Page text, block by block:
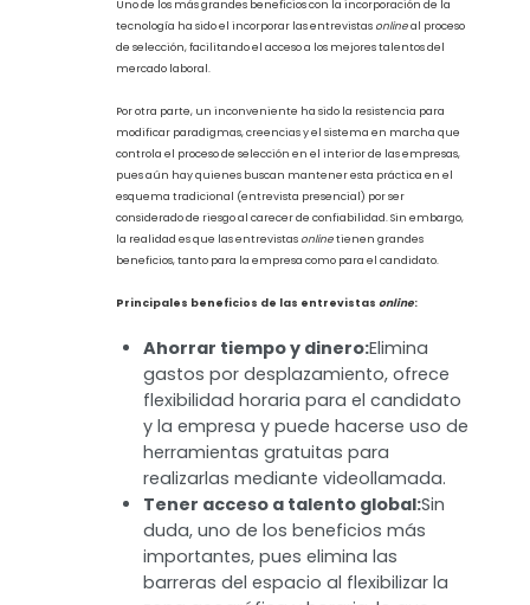
el área de Recursos Humanos, esto no ha sido la excepción, pues
incluyendo lo relacionado al proceso de reclutamiento y
aumentar su alcance y mejorar considerablemente su
eficacia.
Uno de los más grandes beneficios con la incorporación de la
tecnología ha sido el incorporar las entrevistas
de selección, facilitando el acceso a los mejores talentos del
Por otra parte, un inconveniente ha sido la resistencia para
controla el proceso de selección en el interior de las empresas,
pues aún hay quienes buscan mantener esta práctica en el
esquema tradicional (entrevista presencial) por ser
considerado de riesgo al carecer de confiabilidad. Sin embargo,
la realidad es que las entrevistas
beneficios, tanto para la empresa como para el candidato.
Principales beneficios de las entrevistasonline
Ahorrar tiempo y dinero:
gastos por desplazamiento, ofrece